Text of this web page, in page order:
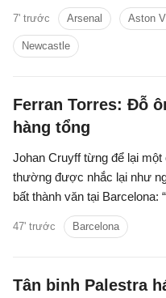
chiêu mộ đội trưởng Bruno
của Newcastle.
7' trước Arsenal Aston
Newcastle
Ferran Torres: Đỗ
hàng tổng
Johan Cruyff từng để lại một
thường được nhắc lại như
bất thành văn tại Barcelona:
còn lưỡng lự về việc thi đấu
Barcelona, anh không còn
47' trước Barcelona
Tân binh Palestra